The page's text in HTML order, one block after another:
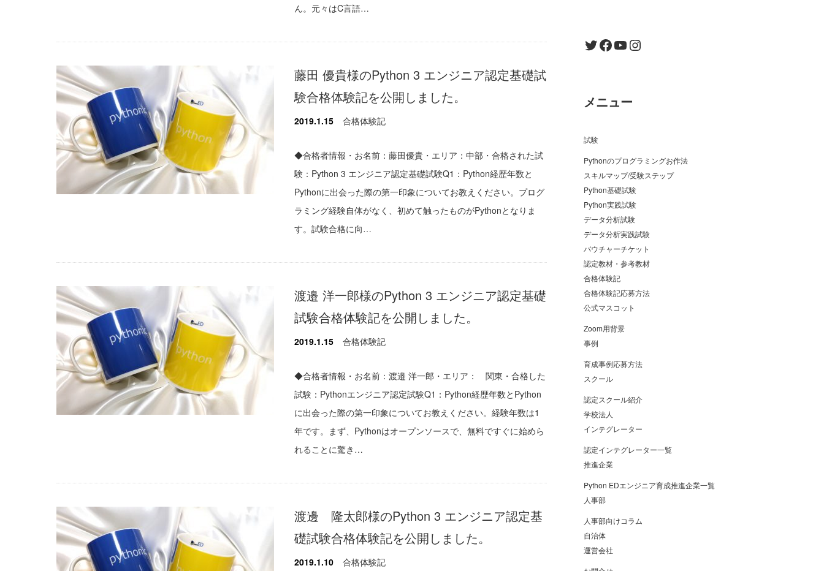
ん。元々はC言語…
藤田 優貴様のPython 3 エンジニア認定基礎試
験合格体験記を公開しました。
2019.1.15 合格体験記
◆合格者情報・お名前：藤田優貴・エリア：中部・合格された試
験：Python 3 エンジニア認定基礎試験Q1：Python経歴年数と
Pythonに出会った際の第一印象についてお教えください。プログ
ラミング経験自体がなく、初めて触ったものがPythonとなりま
す。試験合格に向…
渡邉 洋一郎様のPython 3 エンジニア認定基礎
試験合格体験記を公開しました。
2019.1.15 合格体験記
◆合格者情報・お名前：渡邉 洋一郎・エリア： 関東・合格した
試験：Pythonエンジニア認定試験Q1：Python経歴年数とPython
に出会った際の第一印象についてお教えください。経験年数は1
年です。まず、Pythonはオープンソースで、無料ですぐに始めら
れることに驚き…
渡邊 隆太郎様のPython 3 エンジニア認定基
礎試験合格体験記を公開しました。
2019.1.10 合格体験記
Twitter
Facebook
YouTube
Instagram
メニュー
試験
Pythonのプログラミングお作法
スキルマップ/受験ステップ
Python基礎試験
Python実践試験
データ分析試験
データ分析実践試験
バウチャーチケット
認定教材・参考教材
合格体験記
合格体験記応募方法
公式マスコット
Zoom用背景
事例
育成事例応募方法
スクール
認定スクール紹介
学校法人
インテグレーター
認定インテグレーター一覧
推進企業
Python EDエンジニア育成推進企業一覧
人事部
人事部向けコラム
自治体
運営会社